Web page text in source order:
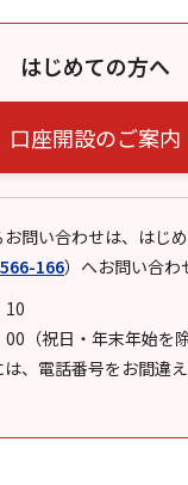
はじめての方へ
口座開設のご案内
問い合わせは、はじ
166） へお問い合わ
10
（祝日・年末年始を除
は、電話番号をお間違